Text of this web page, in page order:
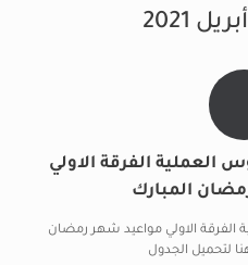
أبريل 2021
العملية الفرقة الاولي
المبارك
الفرقة الاولي مواعيد شهر رمضان
لتحميل الجدول